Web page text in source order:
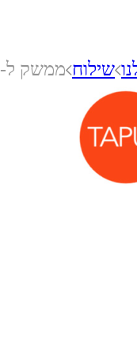
שילוח ממשק ל-Tapuz משלוחים